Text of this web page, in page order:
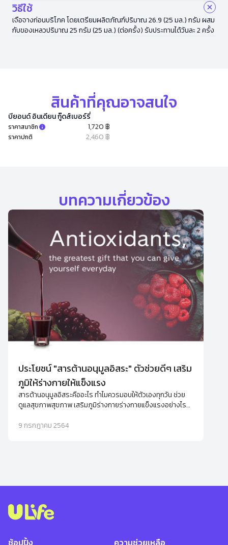
วิธีใช้
เจือจางก่อนบริโภค โดยเตรียมผลิตภัณฑ์ปริมาณ 26.9 (25 มล.) กรัม ผสม
กับของเหลวปริมาณ 25 กรัม (25 มล.) (ต่อครั้ง) รับประทานได้วันละ 2 ครั้ง
สินค้าที่คุณอาจสนใจ
บียอนด์ อินเดียน กู๊ดส์เบอร์รี่
ราคาสมาชิก 1,720 ฿
ราคาปกติ 2,460 ฿
บทความเกี่ยวข้อง
ประโยชน์ "สารต้านอนุมูลอิสระ" ตัวช่วยดีๆ เสริม
ภูมิให้ร่างกายให้แข็งแรง
สารต้านอนุมูลอิสระคืออะไร ทำไมควรมอบให้ตัวเองทุกวัน ช่วย
ดูแลสุขภาพสุขภาพ เสริมภูมิร่างกายร่างกายแข็งแรงอย่างไร
9 กรกฎาคม 2564
ช้อปปิ้ง ความช่วยเหลือ